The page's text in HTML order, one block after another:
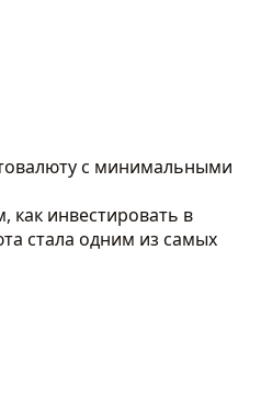
с минимальными
как инвестировать в
стала одним из самых